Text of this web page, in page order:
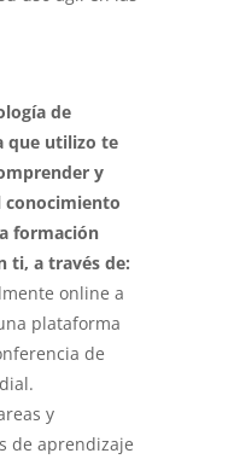
de
que utilizo te
y
conocimiento
formación
ti, a través de:
online a
plataforma
de
y
de aprendizaje